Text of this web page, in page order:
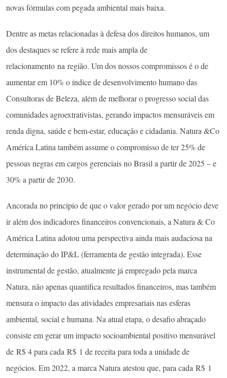
novas fórmulas com pegada ambiental mais baixa.
Dentre as metas relacionadas à defesa dos direitos humanos, um
dos destaques se refere à rede mais ampla de
relacionamento na região. Um dos nossos compromissos é o de
aumentar em 10% o índice de desenvolvimento humano das
Consultoras de Beleza, além de melhorar o progresso social das
comunidades agroextrativistas, gerando impactos mensuráveis em
renda digna, saúde e bem-estar, educação e cidadania. Natura &Co
América Latina também assume o compromisso de ter 25% de
pessoas negras em cargos gerenciais no Brasil a partir de 2025 – e
30% a partir de 2030.
Ancorada no princípio de que o valor gerado por um negócio deve
ir além dos indicadores financeiros convencionais, a Natura & Co
América Latina adotou uma perspectiva ainda mais audaciosa na
determinação do IP&L (ferramenta de gestão integrada). Esse
instrumental de gestão, atualmente já empregado pela marca
Natura, não apenas quantifica resultados financeiros, mas também
mensura o impacto das atividades empresariais nas esferas
ambiental, social e humana. Na atual etapa, o desafio abraçado
consiste em gerar um impacto socioambiental positivo mensurável
de R$ 4 para cada R$ 1 de receita para toda a unidade de
negócios. Em 2022, a marca Natura atestou que, para cada R$ 1